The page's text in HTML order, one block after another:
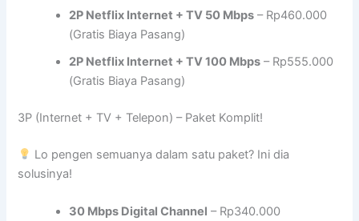
2P Netflix Internet + TV 50 Mbps – Rp460.000
(Gratis Biaya Pasang)
2P Netflix Internet + TV 100 Mbps – Rp555.000
(Gratis Biaya Pasang)
3P (Internet + TV + Telepon) – Paket Komplit!
Lo pengen semuanya dalam satu paket? Ini dia
solusinya!
30 Mbps Digital Channel – Rp340.000